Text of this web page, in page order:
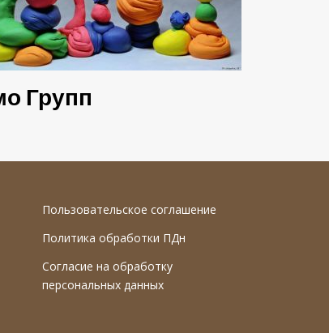
Групп
Пользовательское соглашение
Политика обработки ПДн
Согласие на обработку
персональных данных